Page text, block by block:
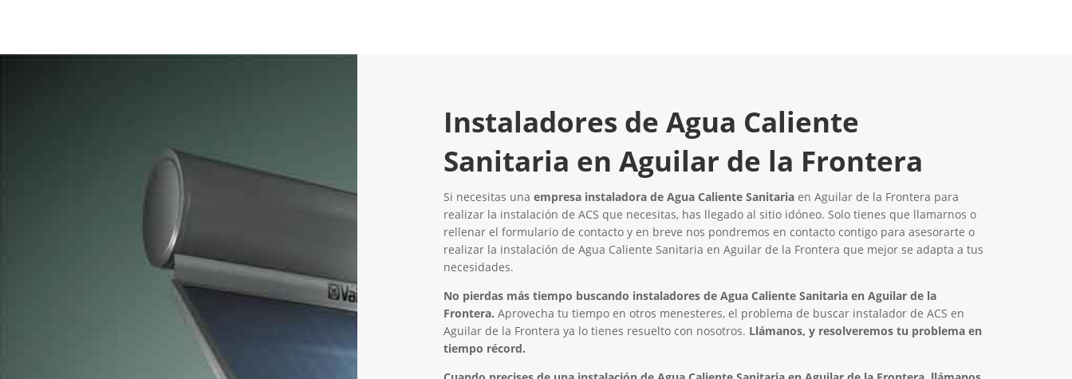
Instaladores de Agua Caliente
Sanitaria en Aguilar de la Frontera
Si necesitas una empresa instaladora de Agua Caliente Sanitariaen Aguilar de la Frontera para
realizar la instalación de ACS que necesitas, has llegado al sitio idóneo. Solo tienes que llamarnos o
rellenar el formulario de contacto y en breve nos pondremos en contacto contigo para asesorarte o
realizar la instalación de Agua Caliente Sanitaria en Aguilar de la Frontera que mejor se adapta a tus
necesidades.
No pierdas más tiempo buscando instaladores de Agua Caliente Sanitaria en Aguilar de la
Frontera. Aprovecha tu tiempo en otros menesteres, el problema de buscar instalador de ACS en
Aguilar de la Frontera ya lo tienes resuelto con nosotros. Llámanos, y resolveremos tu problema en
tiempo récord.